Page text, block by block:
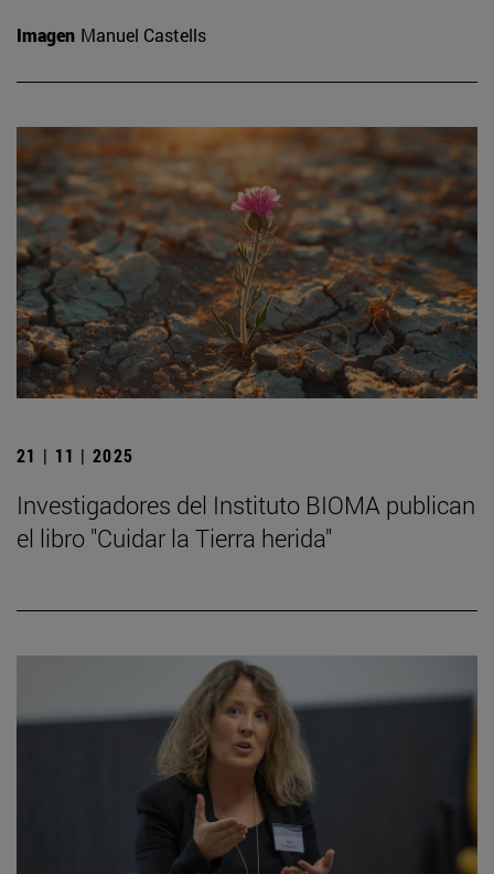
Imagen Manuel Castells
21 | 11 | 2025
Investigadores del Instituto BIOMA publican
el libro "Cuidar la Tierra herida"